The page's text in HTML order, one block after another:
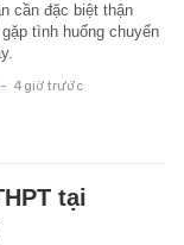
cần đặc biệt thận
tình huống chuyển
- 4 giờ trước
tại